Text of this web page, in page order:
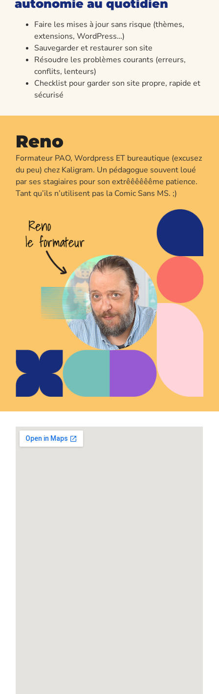
autonomie au quotidien
Faire les mises à jour sans risque (thèmes,
extensions, WordPress…)
Sauvegarder et restaurer son site
Résoudre les problèmes courants (erreurs,
conflits, lenteurs)
Checklist pour garder son site propre, rapide et
sécurisé
Reno
Formateur PAO, Wordpress ET bureautique (excusez
du peu) chez Kaligram. Un pédagogue souvent loué
par ses stagiaires pour son extrêêêêêême patience.
Tant qu’ils n’utilisent pas la Comic Sans MS. ;)